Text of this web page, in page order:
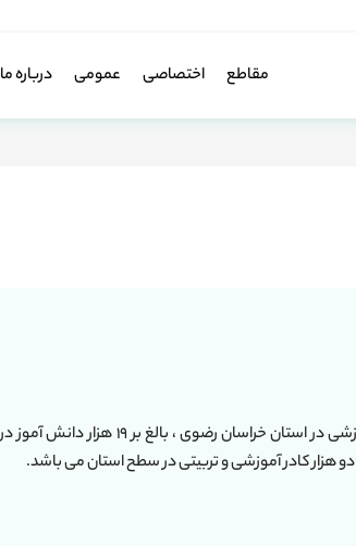
مقاطع اختصاصی عمومی درباره ما
این مجموعه دارای بیش از ۶۰ واحد آموزشی در استان خراسان رضوی ، بالغ
هزار کادر آموزشی و تربیتی در سطح استان می باشد.